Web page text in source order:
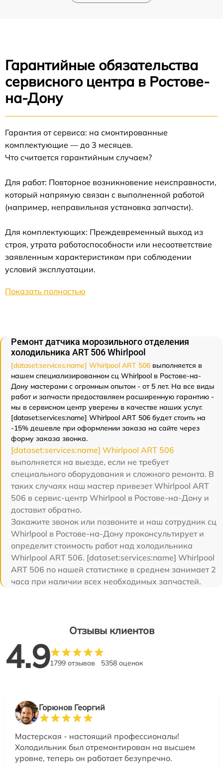
Гарантийные обязательства
сервисного центра в Ростове-
на-Дону
Гарантия от сервиса: на смонтированные
комплектующие — до 3 месяцев.
Что считается гарантийным случаем?
Для работ: Повторное возникновение неисправности,
который напрямую связан с выполненной работой
(например, неправильная установка запчасти).
Для комплектующих: Преждевременный выход из
строя, утрата работоспособности или несоответствие
заявленным характеристикам при соблюдении
условий эксплуатации.
Показать полностью
Ремонт датчика морозильного отделения
холодильника ART 506 Whirlpool
[dataset:services:name] Whirlpool ART 506 выполняется в
нашем специализированном сц Whirlpool в Ростове-на-
Дону мастерами с огромным опытом - от 5 лет. На все виды
работ и запчасти предоставляем расширенную гарантию -
мы в сервисном центр уверены в качестве наших услуг.
[dataset:services:name] Whirlpool ART 506 будет стоить на
-15% дешевле при оформлении заказа на сайте через
форму заказа звонка.
[dataset:services:name] Whirlpool ART 506
выполняется на выезде, если не требует
специального оборудования и сложного ремонта. В
таких случаях наш мастер привезет Whirlpool ART
506 в сервис-центр Whirlpool в Ростове-на-Дону и
доставит обратно.
Закажите звонок или позвоните и наш сотрудник сц
Whirlpool в Ростове-на-Дону проконсультирует и
определит стоимость работ над холодильника
Whirlpool ART 506. [dataset:services:name] Whirlpool
ART 506 по нашей статистике в среднем занимает 2
часа при наличии всех необходимых запчастей.
Отзывы клиентов
4.91799 отзывов 5358 оценок
Горюнов Георгий
Мастерская - настоящий профессионалы!
Холодильник был отремонтирован на высшем
уровне, теперь он работает безупречно.